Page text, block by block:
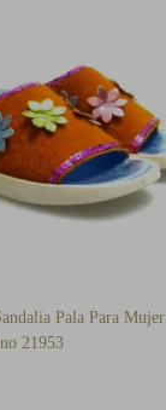
Pala Para Mujer
21953